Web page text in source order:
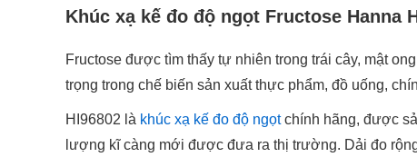
Khúc xạ kế đo độ ngọt Fructose Hanna
Fructose được tìm thấy tự nhiên trong trái cây, mật
trọng trong chế biến sản xuất thực phẩm, đồ uống,
HI96802 là khúc xạ kế đo độ ngọtchính hãng, được
lượng kĩ càng mới được đưa ra thị trường. Dải đo